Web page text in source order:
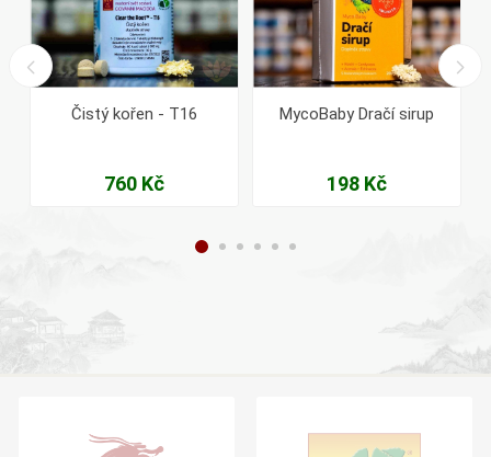
Čistý kořen - T16
760 Kč
MycoBaby Dračí sirup
198 Kč